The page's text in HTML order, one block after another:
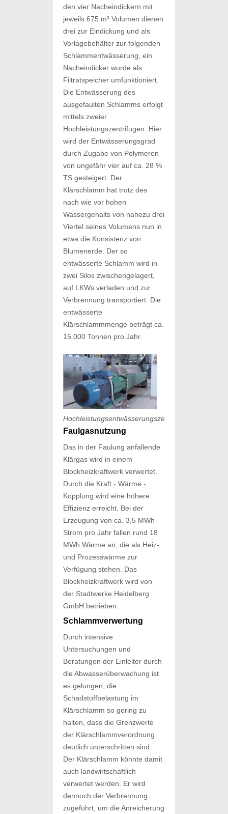
den vier Nacheindickern mit
jeweils 675 m³ Volumen dienen
drei zur Eindickung und als
Vorlagebehälter zur folgenden
Schlammentwässerung, ein
Nacheindicker wurde als
Filtratspeicher umfunktioniert.
Die Entwässerung des
ausgefaulten Schlamms erfolgt
mittels zweier
Hochleistungszentrifugen. Hier
wird der Entwässerungsgrad
durch Zugabe von Polymeren
von ungefähr vier auf ca. 28 %
TS gesteigert. Der
Klärschlamm hat trotz des
nach wie vor hohen
Wassergehalts von nahezu drei
Viertel seines Volumens nun in
etwa die Konsistenz von
Blumenerde. Der so
entwässerte Schlamm wird in
zwei Silos zwischengelagert,
auf LKWs verladen und zur
Verbrennung transportiert. Die
entwässerte
Klärschlammmenge beträgt ca.
15.000 Tonnen pro Jahr.
Hochleistungsentwässerungszentrifuge
Faulgasnutzung
Das in der Faulung anfallende
Klärgas wird in einem
Blockheizkraftwerk verwertet.
Durch die Kraft - Wärme -
Kopplung wird eine höhere
Effizienz erreicht. Bei der
Erzeugung von ca. 3,5 MWh
Strom pro Jahr fallen rund 18
MWh Wärme an, die als Heiz-
und Prozesswärme zur
Verfügung stehen. Das
Blockheizkraftwerk wird von
der Stadtwerke Heidelberg
GmbH betrieben.
Schlammverwertung
Durch intensive
Untersuchungen und
Beratungen der Einleiter durch
die Abwasserüberwachung ist
es gelungen, die
Schadstoffbelastung im
Klärschlamm so gering zu
halten, dass die Grenzwerte
der Klärschlammverordnung
deutlich unterschritten sind.
Der Klärschlamm könnte damit
auch landwirtschaftlich
verwertet werden. Er wird
dennoch der Verbrennung
zugeführt, um die Anreicherung